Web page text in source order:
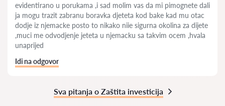
evidentirano u porukama ,i sad molim vas da mi pimognete dali
ja mogu trazit zabranu boravka djeteta kod bake kad mu otac
dodje iz njemacke posto to nikako niie sigurna okolina za dijete
,muci me odvodjenje jeteta u njemacku sa takvim ocem ,hvala
unaprijed
Idi na odgovor
Sva pitanja o Zaštita investicija